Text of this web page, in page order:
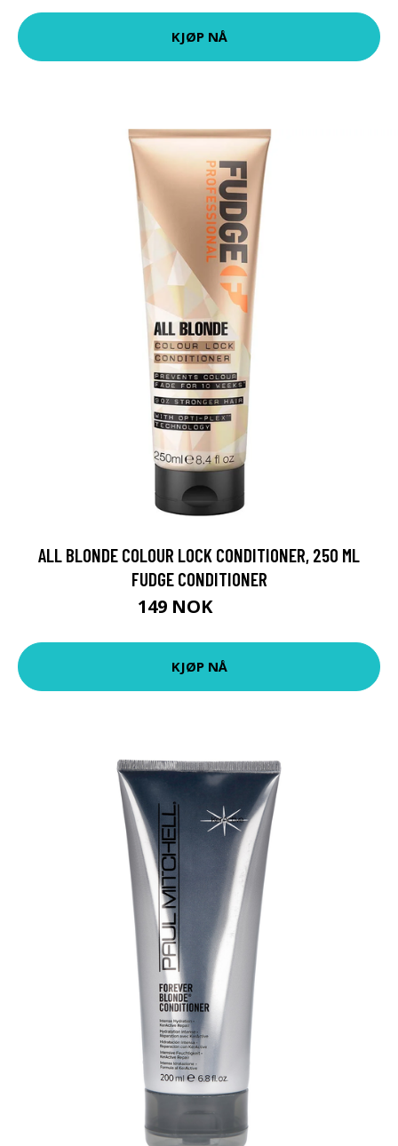
KJØP NÅ
ALL BLONDE COLOUR LOCK CONDITIONER, 250 ML
FUDGE CONDITIONER
149 NOK
KJØP NÅ